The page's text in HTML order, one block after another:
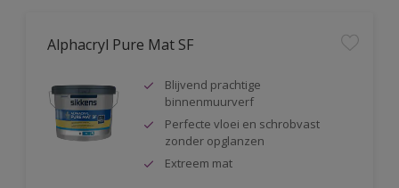
Alphacryl Pure Mat SF
Blijvend prachtige
binnenmuurverf
Perfecte vloei en schrobvast
zonder opglanzen
Extreem mat